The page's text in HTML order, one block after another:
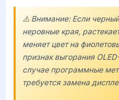
⚠️ Внимание: Если
неровные края,
меняет цвет на
признак выгорания
случае программные
требуется замена